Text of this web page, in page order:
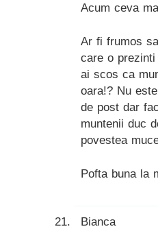
Acum ceva
Ar fi frumos
care o
ai scos ca
oara!? Nu
de post dar
muntenii duc
povestea
Pofta buna la
Bianca